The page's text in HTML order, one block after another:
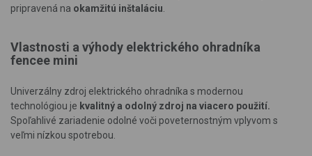
pripravená na okamžitú inštaláciu
Vlastnosti a výhody elektrického ohradníka
fencee mini
Univerzálny zdroj elektrického ohradníka s modernou
technológiou je kvalitný a odolný zdroj na viacero použití.
Spoľahlivé zariadenie odolné voči poveternostným vplyvom s
veľmi nízkou spotrebou.